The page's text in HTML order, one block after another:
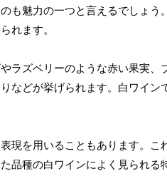
も魅力の一つと言えるでしょう。
れます。
ラズベリーのような赤い果実
などが挙げられます。白ワイ
現を用いることもあります。
品種の白ワインによく見られる